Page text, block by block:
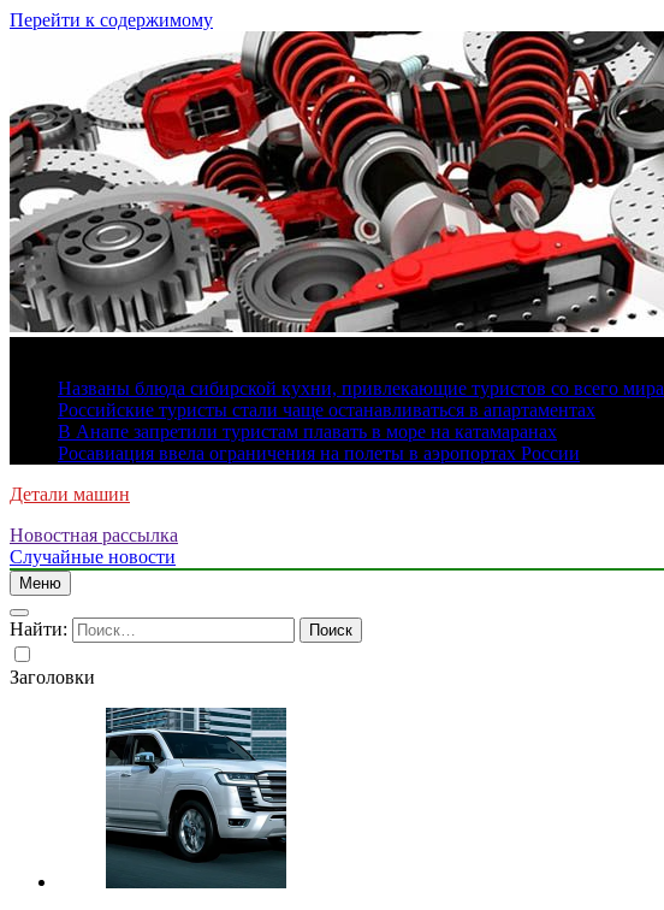
Перейти к содержимому
Названы блюда сибирской кухни, привлекающие туристов со всего мира
Российские туристы стали чаще останавливаться в апартаментах
В Анапе запретили туристам плавать в море на катамаранах
Росавиация ввела ограничения на полеты в аэропортах России
Детали машин
Новостная рассылка
Случайные новости
Меню
Найти:
Заголовки